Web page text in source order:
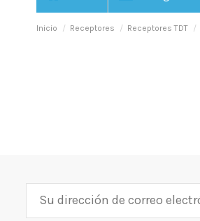
Inicio Receptores Receptores TDT